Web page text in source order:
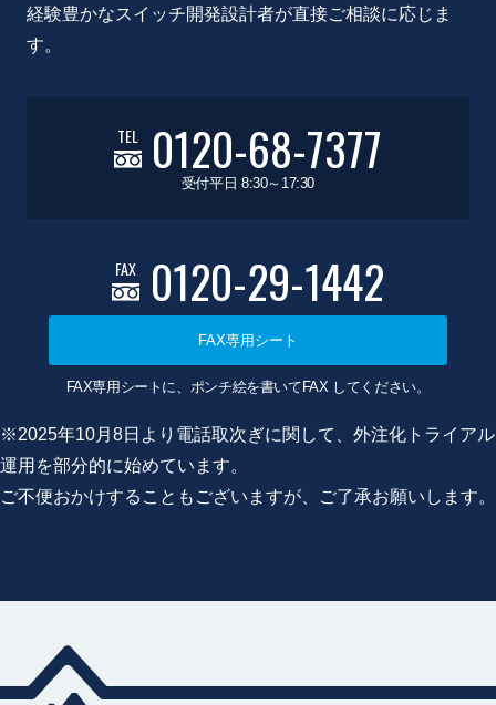
経験豊かなスイッチ開発設計者が直接ご相談に応じま
す。
TEL 0120-68-7377
受付平日 8:30～17:30
FAX 0120-29-1442
FAX専用シート
FAX専用シートに、ポンチ絵を書いてFAX してください。
※2025年10月8日より電話取次ぎに関して、外注化トライアル
運用を部分的に始めています。
ご不便おかけすることもございますが、ご了承お願いします。